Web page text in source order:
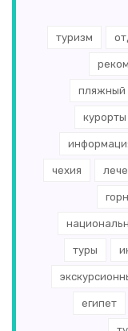
туризм
пляжный
курорты
чехия
туры
египет